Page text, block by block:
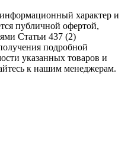
характер и
публичной офертой,
Статьи 437 (2)
подробной
указанных товаров и
к нашим менеджерам.